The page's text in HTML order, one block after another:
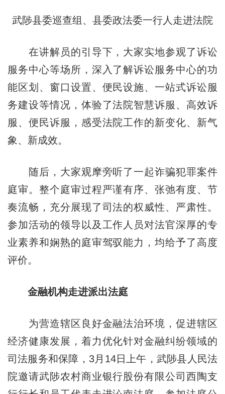
武陟县委巡查组、县委政法委一行人走进法院
在讲解员的引导下，大家实地参观了诉讼
服务中心等场所，深入了解诉讼服务中心的功
能区划、窗口设置、便民设施、一站式诉讼服
务建设等情况，体验了法院智慧诉服、高效诉
服、便民诉服，感受法院工作的新变化、新气
象、新成效。
随后，大家观摩旁听了一起诈骗犯罪案件
庭审。整个庭审过程严谨有序、张弛有度、节
奏流畅，充分展现了司法的权威性、严肃性。
参加活动的领导以及工作人员对法官深厚的专
业素养和娴熟的庭审驾驭能力，均给予了高度
评价。
金融机构走进派出法庭
为营造辖区良好金融法治环境，促进辖区
经济健康发展，着力优化针对金融纠纷领域的
司法服务和保障，3月14日上午，武陟县人民法
院邀请武陟农村商业银行股份有限公司西陶支